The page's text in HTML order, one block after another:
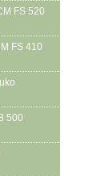
FS 520
FS 410
500